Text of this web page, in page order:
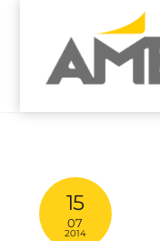
15
07
2014